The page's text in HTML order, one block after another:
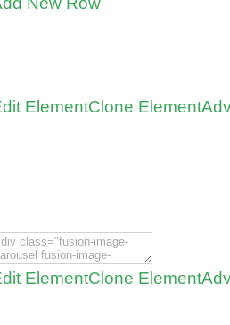
ElementClone Element
ElementClone Element